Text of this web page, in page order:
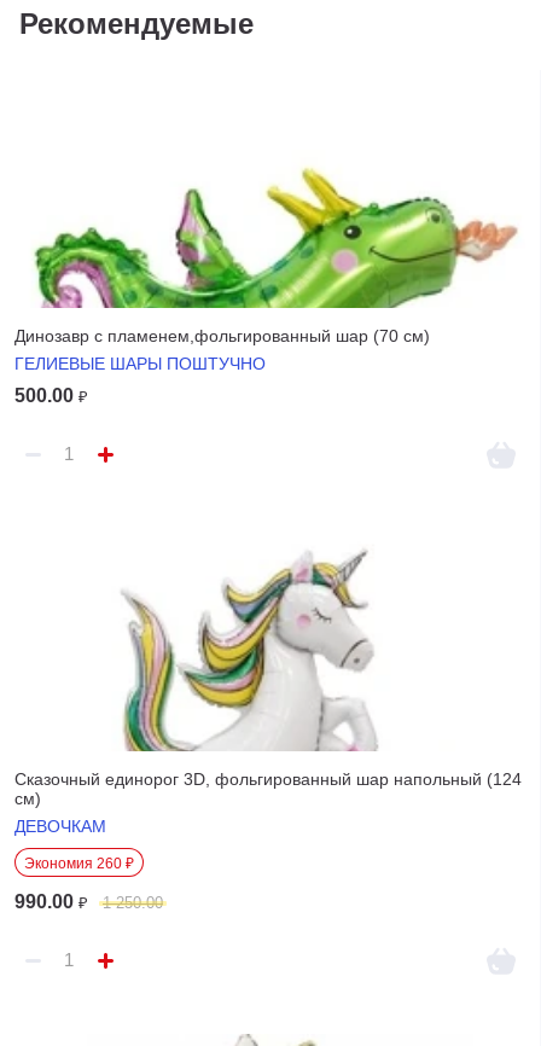
Рекомендуемые
Динозавр с пламенем,фольгированный шар (70 см)
ГЕЛИЕВЫЕ ШАРЫ ПОШТУЧНО
500.00 ₽
Сказочный единорог 3D, фольгированный шар напольный (124
см)
ДЕВОЧКАМ
Экономия 260 ₽
990.00 ₽ 1 250.00